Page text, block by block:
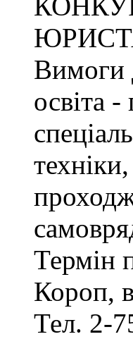
Вимоги
освіта
Термін
Короп,
Тел. 2-